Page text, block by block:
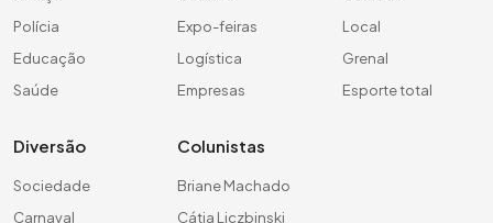
Polícia
Educação
Saúde
Expo-feiras
Logística
Empresas
Local
Grenal
Esporte total
Diversão
Sociedade
Carnaval
Colunistas
Briane Machado
Cátia Liczbinski